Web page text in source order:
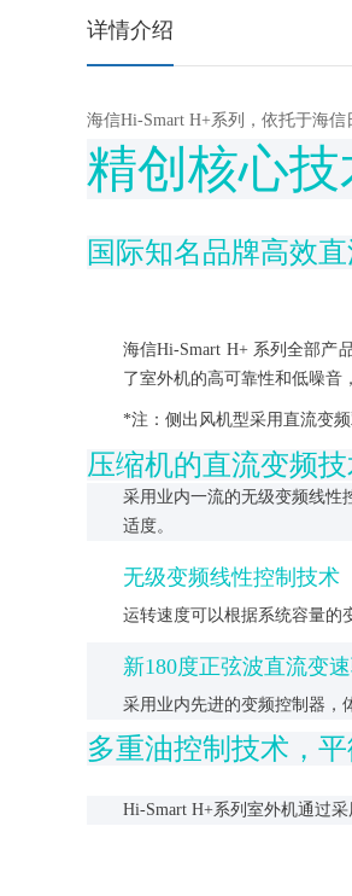
详情介绍
海信Hi-Smart H+系列，依托于海
精创核心
国际知名品牌高效
海信Hi-Smart H+ 系列全部产
了室外机的高可靠性和低噪音
*注：侧出风机型采用直流变
压缩机的直流变频
采用业内一流的无级变频线性
适度。
无级变频线性控制技术
运转速度可以根据系统容量的
新180度正弦波直流变
采用业内先进的变频控制器，
多重油控制技术，
Hi-Smart H+系列室外机通过